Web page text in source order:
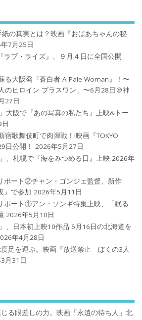
の真実とは？映画『おばあちゃんの秘
7月25日
ラブ・ライズ』、９月４日に全国公開
る大阪発『蒼白者 A Pale Woman』！〜
のヒロイン プラスワン」〜6月28日＠神
27日
大阪で『あの写真の私たち』上映&トー
宿歌舞伎町で肉弾戦！!映画『TOKYO
日公開！
2026年5月27日
、札幌で『海をみつめる日』上映 2026年
ポート②チャン・ゴンジェ監督、新作
』で参加 2026年5月11日
ポート①アン・ソンギ特集上映、「眠る
2026年5月10日
、日本初上映10作品 5月16日の北海道を
年4月28日
足を運ぶ。映画『放送禁止 ぼくの3人
月31日
る眼差しの力。映画「永遠の待ち人」北